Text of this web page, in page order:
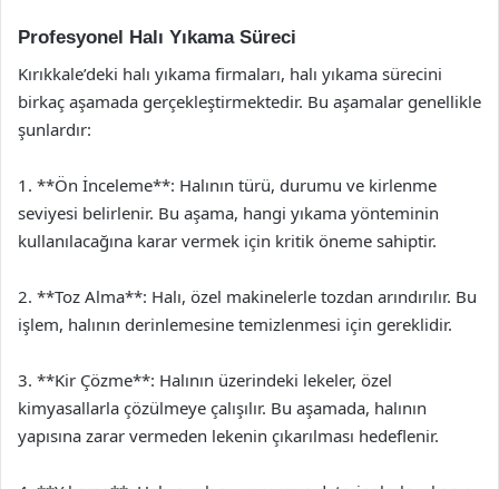
Profesyonel Halı Yıkama Süreci
Kırıkkale’deki halı yıkama firmaları, halı yıkama sürecini
birkaç aşamada gerçekleştirmektedir. Bu aşamalar genellikle
şunlardır:
1. **Ön İnceleme**: Halının türü, durumu ve kirlenme
seviyesi belirlenir. Bu aşama, hangi yıkama yönteminin
kullanılacağına karar vermek için kritik öneme sahiptir.
2. **Toz Alma**: Halı, özel makinelerle tozdan arındırılır. Bu
işlem, halının derinlemesine temizlenmesi için gereklidir.
3. **Kir Çözme**: Halının üzerindeki lekeler, özel
kimyasallarla çözülmeye çalışılır. Bu aşamada, halının
yapısına zarar vermeden lekenin çıkarılması hedeflenir.